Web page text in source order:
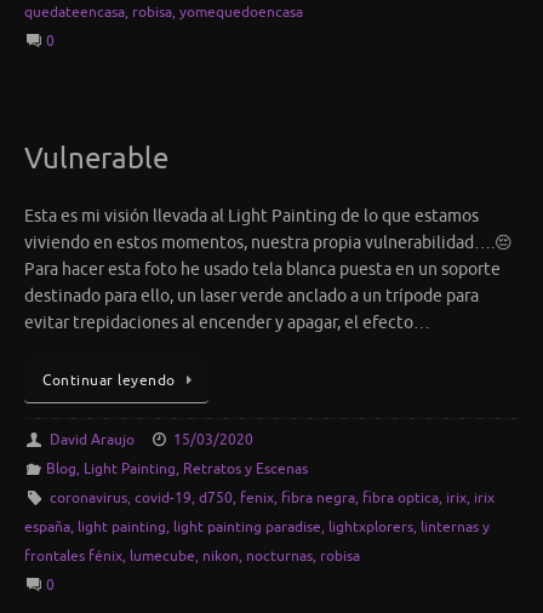
quedateencasa, robisa, yomequedoencasa
0
Vulnerable
Esta es mi visión llevada al Light Painting de lo que estamos
viviendo en estos momentos, nuestra propia vulnerabilidad….😔
Para hacer esta foto he usado tela blanca puesta en un soporte
destinado para ello, un laser verde anclado a un trípode para
evitar trepidaciones al encender y apagar, el efecto…
Continuar leyendo
David Araujo
15/03/2020
Blog, Light Painting, Retratos y Escenas
coronavirus, covid-19, d750, fenix, fibra negra, fibra optica, irix, irix
españa, light painting, light painting paradise, lightxplorers, linternas y
frontales fénix, lumecube, nikon, nocturnas, robisa
0